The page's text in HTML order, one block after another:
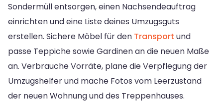
Sondermüll entsorgen, einen Nachsendeauftrag
einrichten und eine Liste deines Umzugsguts
erstellen. Sichere Möbel für den Transport und
passe Teppiche sowie Gardinen an die neuen Maße
an. Verbrauche Vorräte, plane die Verpflegung der
Umzugshelfer und mache Fotos vom Leerzustand
der neuen Wohnung und des Treppenhauses.